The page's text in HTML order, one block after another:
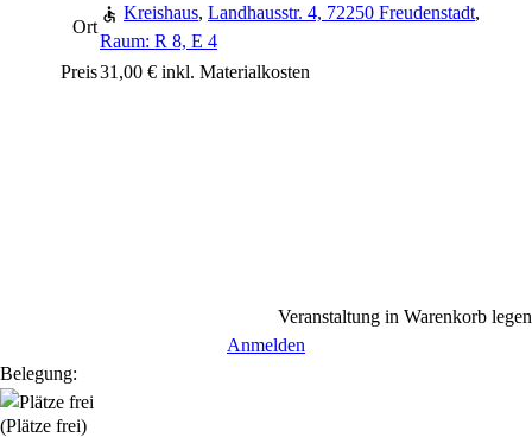
Ort
Kreishaus, Landhausstr. 4, 72250 Freudenstadt,
Raum: R 8, E 4
Preis31,00 € inkl. Materialkosten
Veranstaltung in Warenkorb legen
Anmelden
Belegung:
(Plätze frei)